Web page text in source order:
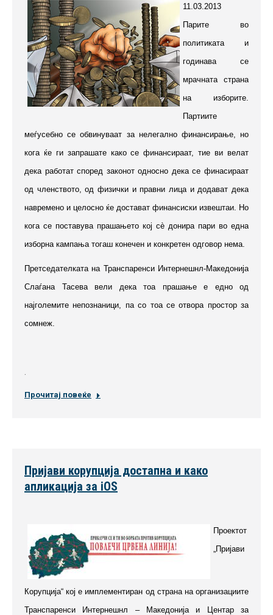
11.03.2013
Парите во
политиката и
годинава се
мрачната страна
на изборите.
Партиите
меѓусебно се обвинуваат за нелегално финансирање, но
кога ќе ги запрашате како се финансираат, тие ви велат
дека работат според законот односно дека се финасираат
од членството, од физички и правни лица и додават дека
навремено и целосно ќе достават финансиски извештаи. Но
кога се поставува прашањето кој сè донира пари во една
изборна кампања тогаш конечен и конкретен одговор нема.
Претседателката на Транспаренси Интернешнл-Македонија
Слаѓана Тасева вели дека тоа прашање е едно од
најголемите непознаници, па со тоа се отвора простор за
сомнеж.
.
Прочитај повеќе
Пријави корупција достапна и како
апликација за iOS
Проектот
„Пријави
Корупција“ кој е имплементиран од страна на организациите
Транспаренси Интернешнл – Македонија и Центар за